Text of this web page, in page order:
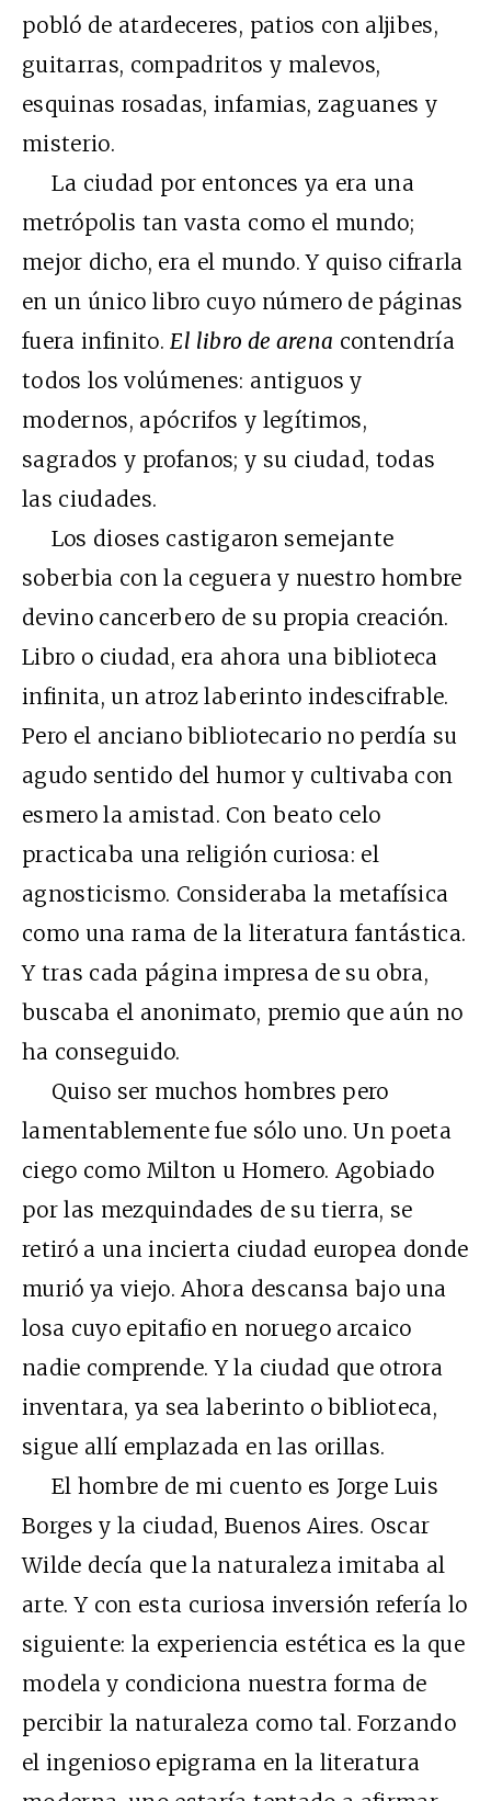
pobló de atardeceres, patios con aljibes,
guitarras, compadritos y malevos,
esquinas rosadas, infamias, zaguanes y
misterio.
La ciudad por entonces ya era una
metrópolis tan vasta como el mundo;
mejor dicho, era el mundo. Y quiso cifrarla
en un único libro cuyo número de páginas
fuera infinito.El libro de arena contendría
todos los volúmenes: antiguos y
modernos, apócrifos y legítimos,
sagrados y profanos; y su ciudad, todas
las ciudades.
Los dioses castigaron semejante
soberbia con la ceguera y nuestro hombre
devino cancerbero de su propia creación.
Libro o ciudad, era ahora una biblioteca
infinita, un atroz laberinto indescifrable.
Pero el anciano bibliotecario no perdía su
agudo sentido del humor y cultivaba con
esmero la amistad. Con beato celo
practicaba una religión curiosa: el
agnosticismo. Consideraba la metafísica
como una rama de la literatura fantástica.
Y tras cada página impresa de su obra,
buscaba el anonimato, premio que aún no
ha conseguido.
Quiso ser muchos hombres pero
lamentablemente fue sólo uno. Un poeta
ciego como Milton u Homero. Agobiado
por las mezquindades de su tierra, se
retiró a una incierta ciudad europea donde
murió ya viejo. Ahora descansa bajo una
losa cuyo epitafio en noruego arcaico
nadie comprende. Y la ciudad que otrora
inventara, ya sea laberinto o biblioteca,
sigue allí emplazada en las orillas.
El hombre de mi cuento es Jorge Luis
Borges y la ciudad, Buenos Aires. Oscar
Wilde decía que la naturaleza imitaba al
arte. Y con esta curiosa inversión refería lo
siguiente: la experiencia estética es la que
modela y condiciona nuestra forma de
percibir la naturaleza como tal. Forzando
el ingenioso epigrama en la literatura